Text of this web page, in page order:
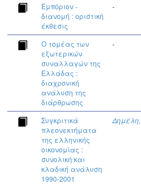
Εμπόριον -
διανομή : οριστική
έκθεσις
-
Ο τομέας των
εξωτερικών
συναλλαγών της
Ελλάδας :
διαχρονική
ανάλυση της
διάρθρωσης
-
Συγκριτικά
πλεονεκτήματα
της ελληνικής
οικονομίας :
συνολική και
κλαδική ανάλυση
1990-2001